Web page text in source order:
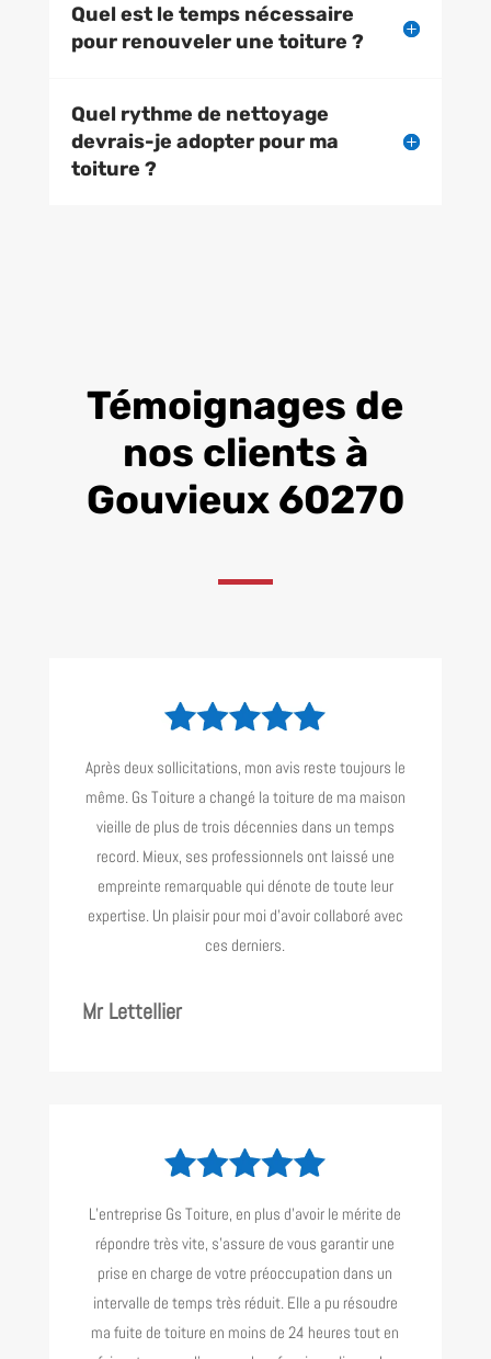
Quel est le temps nécessaire
pour renouveler une toiture ?
Quel rythme de nettoyage
devrais-je adopter pour ma
toiture ?
Témoignages de
nos clients à
Gouvieux 60270
Après deux sollicitations, mon avis reste toujours le
même. Gs Toiture a changé la toiture de ma maison
vieille de plus de trois décennies dans un temps
record. Mieux, ses professionnels ont laissé une
empreinte remarquable qui dénote de toute leur
expertise. Un plaisir pour moi d’avoir collaboré avec
ces derniers.
Mr Lettellier
L’entreprise Gs Toiture, en plus d’avoir le mérite de
répondre très vite, s’assure de vous garantir une
prise en charge de votre préoccupation dans un
intervalle de temps très réduit. Elle a pu résoudre
ma fuite de toiture en moins de 24 heures tout en